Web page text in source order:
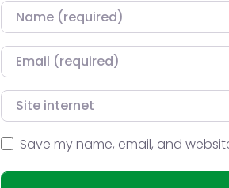
Nom
Courriel
Site internet
Save my name, email, and